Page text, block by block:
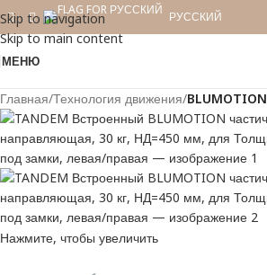
Skip to navigation
Skip to main content
РУССКИЙ
МЕНЮ
Главная Технология движения BLUMOTION
Нажмите, чтобы увеличить